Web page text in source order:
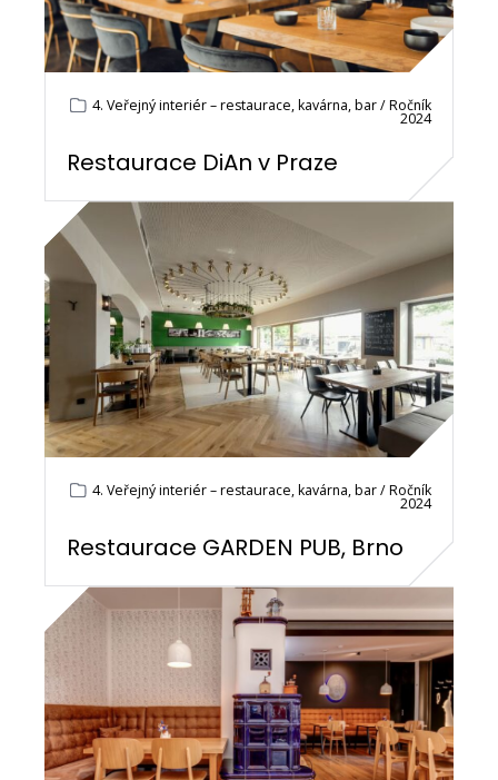
4. Veřejný interiér – restaurace, kavárna, bar / Ročník
2024
Restaurace DiAn v Praze
4. Veřejný interiér – restaurace, kavárna, bar / Ročník
2024
Restaurace GARDEN PUB, Brno